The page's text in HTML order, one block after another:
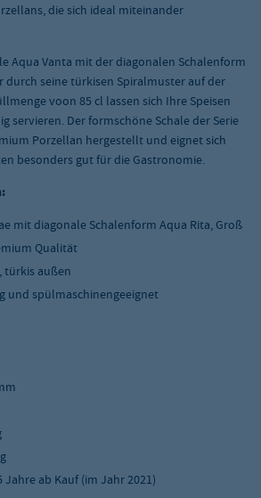
die sich ideal miteinander
Aqua Vanta mit der diagonalen Schalenform
durch seine türkisen Spiralmuster auf der
voon 85 cl lassen sich Ihre Speisen
servieren. Der formschöne Schale der Serie
Porzellan hergestellt und eignet sich
besonders gut für die Gastronomie.
mit diagonale Schalenform Aqua Rita, Groß
Qualität
türkis außen
und spülmaschinengeeignet
Jahre ab Kauf (im Jahr 2021)